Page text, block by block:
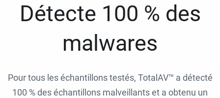
Détecte 100 % des
malwares
Pour tous les échantillons testés, TotalAV™ a détecté
100 % des échantillons malveillants et a obtenu un